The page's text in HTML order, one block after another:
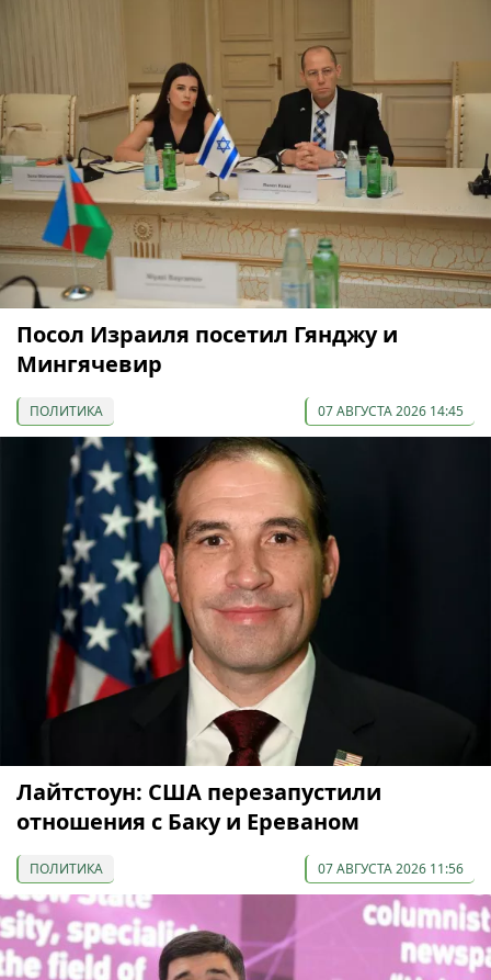
Посол Израиля посетил Гянджу и
Мингячевир
ПОЛИТИКА 07 АВГУСТА 2026 14:45
Лайтстоун: США перезапустили
отношения с Баку и Ереваном
ПОЛИТИКА 07 АВГУСТА 2026 11:56